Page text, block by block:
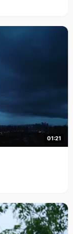
01:21